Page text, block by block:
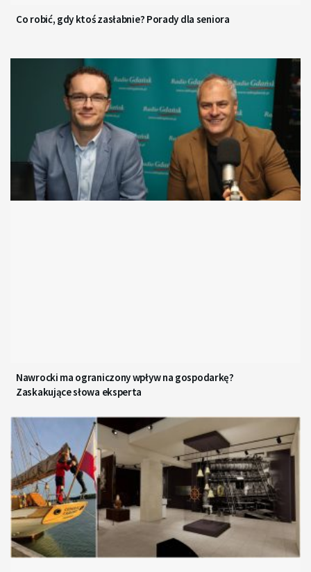
Co robić, gdy ktoś zasłabnie? Porady dla seniora
Nawrocki ma ograniczony wpływ na gospodarkę?
Zaskakujące słowa eksperta